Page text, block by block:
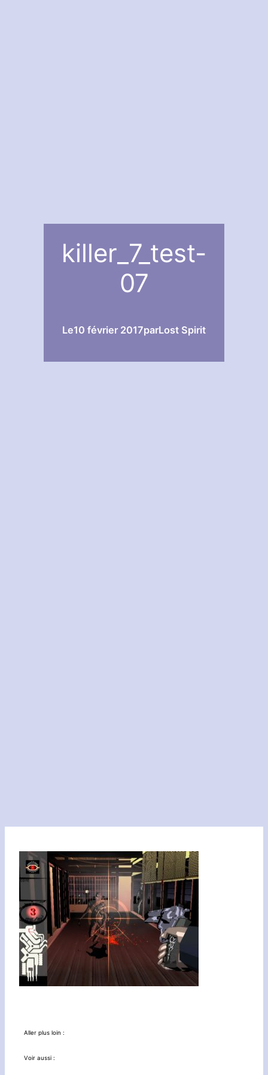
killer_7_test-
07
Le10 février 2017parLost Spirit
Aller plus loin :
Voir aussi :